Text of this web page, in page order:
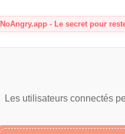
NoAngry.app - Le secret pour
Les utilisateurs connectés